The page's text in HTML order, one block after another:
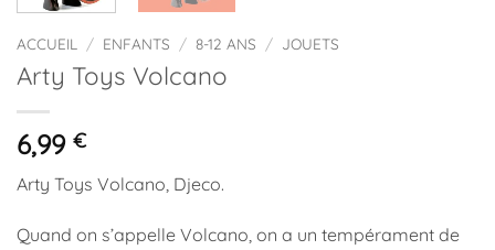
ACCUEIL / ENFANTS / 8-12 ANS / JOUETS
Arty Toys Volcano
6,99 €
Arty Toys Volcano, Djeco.
Quand on s’appelle Volcano, on a un tempérament de